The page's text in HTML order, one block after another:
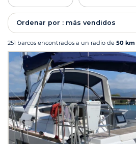
Ordenar por : más vendidos
251 barcos encontrados a un radio de 50 km